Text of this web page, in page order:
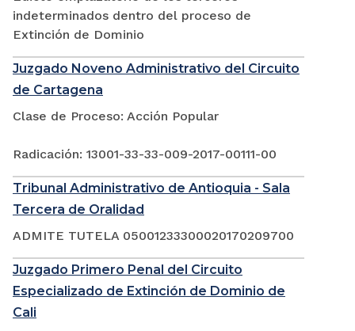
indeterminados dentro del proceso de
Extinción de Dominio
Juzgado Noveno Administrativo del Circuito
de Cartagena
Clase de Proceso: Acción Popular
Radicación: 13001-33-33-009-2017-00111-00
Tribunal Administrativo de Antioquia - Sala
Tercera de Oralidad
ADMITE TUTELA 05001233300020170209700
Juzgado Primero Penal del Circuito
Especializado de Extinción de Dominio de
Cali